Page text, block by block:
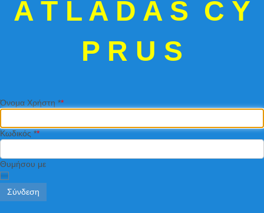
A T L A D A S C Y
P R U S
Όνομα Χρήστη *
Κωδικός*
Θυμήσου με
Σύνδεση